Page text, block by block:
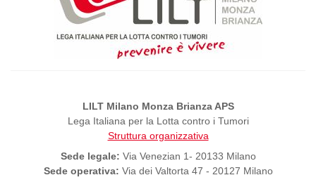
LILT Milano Monza Brianza APS
Lega Italiana per la Lotta contro i Tumori
Struttura organizzativa
Sede legale: Via Venezian 1- 20133 Milano
Sede operativa: Via dei Valtorta 47 - 20127 Milano